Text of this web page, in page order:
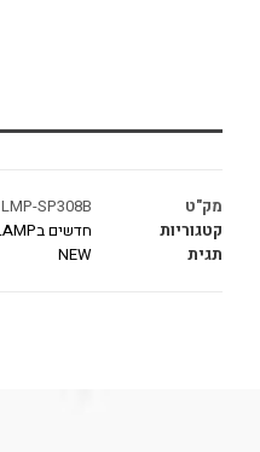
מק"ט
LMP-SP308B
קטגוריות
חדשים בLAMP
תגית
NEW